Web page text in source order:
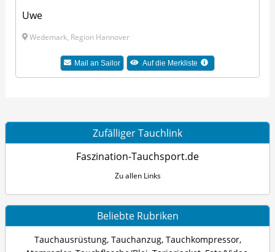
Uwe
Wedemark, Region Hannover
Mail an Sailor Auf die Merkliste
Zufälliger Tauchlink
Faszination-Tauchsport.de
Zu allen Links
Beliebte Rubriken
Tauchausrüstung, Tauchanzug, Tauchkompressor,